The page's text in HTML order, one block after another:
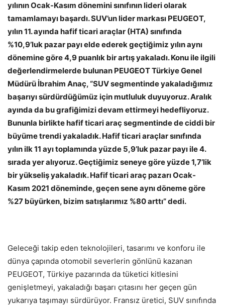
yılının Ocak-Kasım dönemini sınıfının lideri olarak
tamamlamayı başardı. SUV’un lider markası PEUGEOT,
yılın 11. ayında hafif ticari araçlar (HTA) sınıfında
%10,9’luk pazar payı elde ederek geçtiğimiz yılın aynı
dönemine göre 4,9 puanlık bir artış yakaladı. Konu ile ilgili
değerlendirmelerde bulunan PEUGEOT Türkiye Genel
Müdürü İbrahim Anaç, “SUV segmentinde yakaladığımız
başarıyı sürdürdüğümüz için mutluluk duyuyoruz. Aralık
ayında da bu grafiğimizi devam ettirmeyi hedefliyoruz.
Bununla birlikte hafif ticari araç segmentinde de ciddi bir
büyüme trendi yakaladık. Hafif ticari araçlar sınıfında
yılın ilk 11 ayı toplamında yüzde 5,9’luk pazar payı ile 4.
sırada yer alıyoruz. Geçtiğimiz seneye göre yüzde 1,7’lik
bir yükseliş yakaladık. Hafif ticari araç pazarı Ocak-
Kasım 2021 döneminde, geçen sene aynı döneme göre
%27 büyürken, bizim satışlarımız %80 arttı” dedi.
Geleceği takip eden teknolojileri, tasarımı ve konforu ile
dünya çapında otomobil severlerin gönlünü kazanan
PEUGEOT, Türkiye pazarında da tüketici kitlesini
genişletmeyi, yakaladığı başarı çıtasını her geçen gün
yukarıya taşımayı sürdürüyor. Fransız üretici, SUV sınıfında